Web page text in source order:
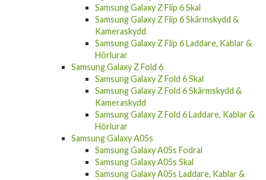
Samsung Galaxy Z Flip 6 Skal
Samsung Galaxy Z Flip 6 Skärmskydd &
Kameraskydd
Samsung Galaxy Z Flip 6 Laddare, Kablar &
Hörlurar
Samsung Galaxy Z Fold 6
Samsung Galaxy Z Fold 6 Skal
Samsung Galaxy Z Fold 6 Skärmskydd &
Kameraskydd
Samsung Galaxy Z Fold 6 Laddare, Kablar &
Hörlurar
Samsung Galaxy A05s
Samsung Galaxy A05s Fodral
Samsung Galaxy A05s Skal
Samsung Galaxy A05s Laddare, Kablar &